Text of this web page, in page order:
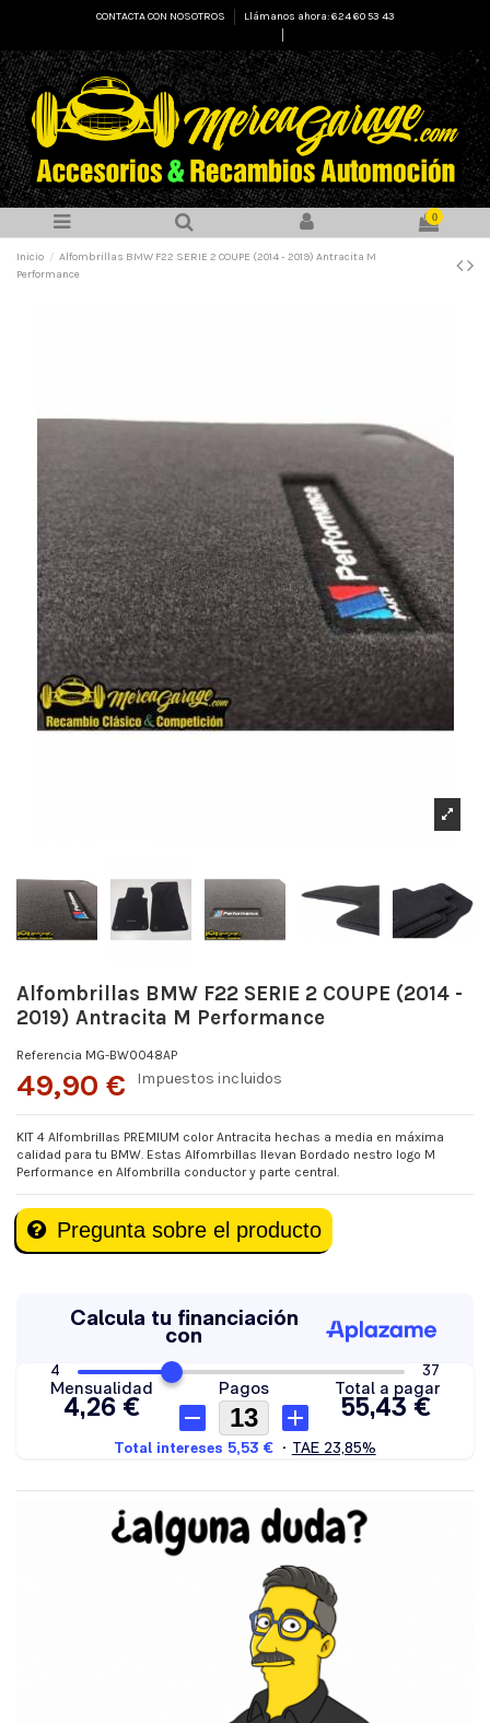
CONTACTA CON NOSOTROS
Llámanos ahora: 624 60 53 43
0
Inicio
Alfombrillas BMW F22 SERIE 2 COUPE (2014 - 2019) Antracita M
Performance
Alfombrillas BMW F22 SERIE 2 COUPE (2014 -
2019) Antracita M Performance
Referencia MG-BW0048AP
49,90 € Impuestos incluidos
KIT 4 Alfombrillas PREMIUM color Antracita hechas a media en máxima
calidad para tu BMW. Estas Alfomrbillas llevan Bordado nestro logo M
Performance en Alfombrilla conductor y parte central.
Pregunta sobre el producto